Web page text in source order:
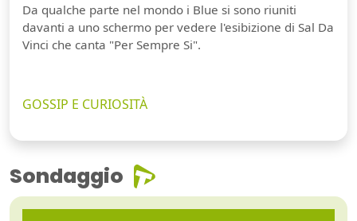
Da qualche parte nel mondo i Blue si sono riuniti
davanti a uno schermo per vedere l'esibizione di Sal Da
Vinci che canta "Per Sempre Si".
GOSSIP E CURIOSITÀ
Sondaggio